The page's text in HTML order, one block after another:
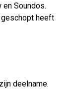
Soundos.
geschopt heeft
deelname.